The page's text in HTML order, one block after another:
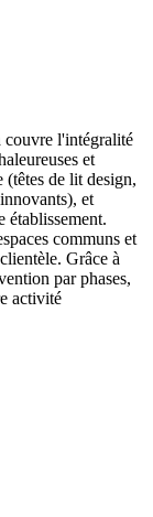
couvre l'intégralité
et
de lit design,
et
établissement.
communs et
Grâce à
par phases,
activité